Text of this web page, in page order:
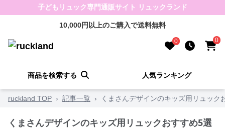
子どもリュック専門通販サイト リュックランド
10,000円以上のご購入で送料無料
0 0
商品を検索する 人気ランキング
ruckland TOP › 記事一覧 › くまさんデザインのキッズ用リュック
くまさんデザインのキッズ用リュックおすすめ5選